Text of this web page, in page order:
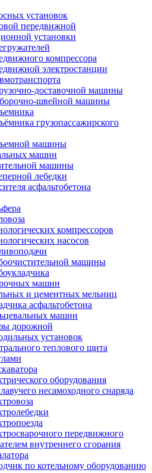
установок
передвижной
установки
компрессора
электростанции
доставочной машины
швейной машины
грузопассажирского
машины
машин
машины
лебедки
асфальтобетона
компрессоров
насосов
машины
машин
и цементных мельниц
асфальтобетона
машин
дорожной
установок
теплового щита
оборудования
несамоходного снаряда
передвижного
внутреннего сгорания
по котельному оборудованию